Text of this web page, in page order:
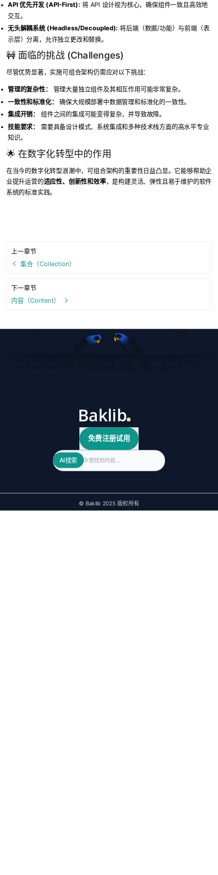
API 优先开发 (API-First): 将 API 设计视为核心，确保组件一致且高效地
交互。
无头解耦系统 (Headless/Decoupled): 将后端（数据/功能）与前端（表
示层）分离，允许独立更改和替换。
🚧 面临的挑战 (Challenges)
尽管优势显著，实施可组合架构仍需应对以下挑战：
管理的复杂性：
管理大量独立组件及其相互作用可能非常复杂。
一致性和标准化：
确保大规模部署中数据管理和标准化的一致性。
集成开销：
组件之间的集成可能变得复杂，并导致故障。
技能要求：
需要具备设计模式、系统集成和多种技术栈方面的高水平专业
知识。
🌟 在数字化转型中的作用
在当今的数字化转型浪潮中，可组合架构的重要性日益凸显。它能够帮助企
业提升运营的适应性、创新性和效率，是构建灵活、弹性且易于维护的软件
系统的标准实践。
上一章节
集合（Collection）
下一章节
内容（Content）
免费注册试用
Search
AI搜索
© Baklib 2025 版权所有